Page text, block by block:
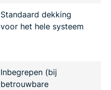
Standaard dekking
voor het hele systeem
Inbegrepen (bij
betrouwbare